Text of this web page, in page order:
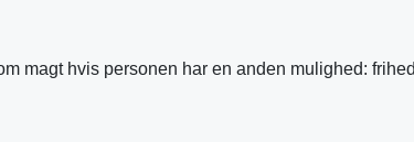
magt hvis personen har en anden mulighed: